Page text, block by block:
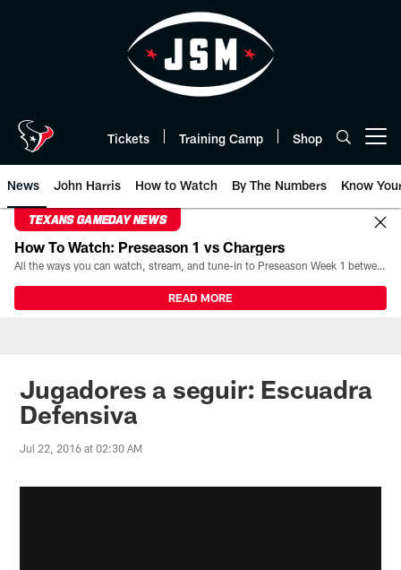
Tickets Training Camp Shop
News John Harris How to Watch By The Numbers Know
TEXANS GAMEDAY NEWS
How To Watch: Preseason 1 vs Chargers
All the ways you can watch, stream, and tune-in to Preseason Week 1 between the Texans and the Los Angeles Chargers at Reliant Stadium on August 13.
READ MORE
Jugadores a seguir: Escuadra
Defensiva
Jul 22, 2016 at 02:30 AM